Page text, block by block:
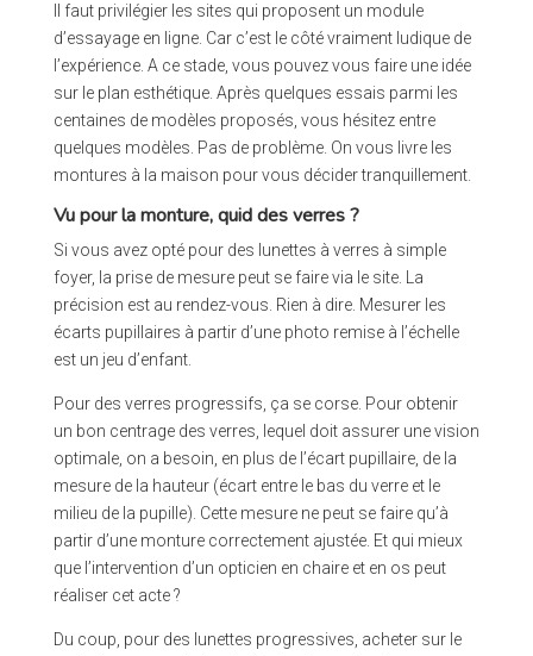
Il faut privilégier les sites qui proposent un module
d’essayage en ligne. Car c’est le côté vraiment ludique de
l’expérience. A ce stade, vous pouvez vous faire une idée
sur le plan esthétique. Après quelques essais parmi les
centaines de modèles proposés, vous hésitez entre
quelques modèles. Pas de problème. On vous livre les
montures à la maison pour vous décider tranquillement.
Vu pour la monture, quid des verres ?
Si vous avez opté pour des lunettes à verres à simple
foyer, la prise de mesure peut se faire via le site. La
précision est au rendez-vous. Rien à dire. Mesurer les
écarts pupillaires à partir d’une photo remise à l’échelle
est un jeu d’enfant.
Pour des verres progressifs, ça se corse. Pour obtenir
un bon centrage des verres, lequel doit assurer une vision
optimale, on a besoin, en plus de l’écart pupillaire, de la
mesure de la hauteur (écart entre le bas du verre et le
milieu de la pupille). Cette mesure ne peut se faire qu’à
partir d’une monture correctement ajustée. Et qui mieux
que l’intervention d’un opticien en chaire et en os peut
réaliser cet acte ?
Du coup, pour des lunettes progressives, acheter sur le